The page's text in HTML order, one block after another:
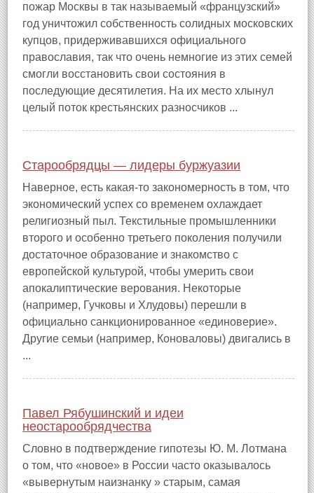
пожар Москвы в так называемый «французский»
год уничтожил собственность солидных московских
купцов, придерживавшихся официального
православия, так что очень немногие из этих семей
смогли восстановить свои состояния в
последующие десятилетия. На их место хлынул
целый поток крестьянских разносчиков ...
Старообрядцы — лидеры буржуазии
Наверное, есть какая-то закономерность в том, что
экономический успех со временем охлаждает
религиозный пыл. Текстильные промышленники
второго и особенно третьего поколения получили
достаточное образование и знакомство с
европейской культурой, чтобы умерить свои
апокалиптические верования. Некоторые
(например, Гучковы и Хлудовы) перешли в
официально санкционированное «единоверие».
Другие семьи (например, Коноваловы) двигались в
...
Павел Рябушинский и идеи
неостарообрядчества
Словно в подтверждение гипотезы Ю. М. Лотмана
о том, что «новое» в России часто оказывалось
«вывернутым наизнанку » старым, самая